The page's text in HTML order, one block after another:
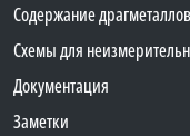
Содержание
Схемы для
Документация
Заметки